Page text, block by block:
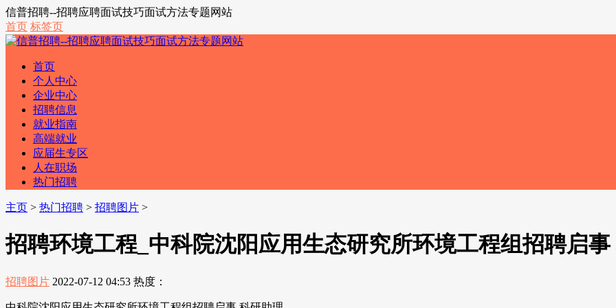
信普招聘--招聘应聘面试技巧面试方法专题网站
首页 标签页
首页
个人中心
企业中心
招聘信息
就业指南
高端就业
应届生专区
人在职场
热门招聘
主页 > 热门招聘 > 招聘图片 >
招聘环境工程_中科院沈阳应用生态研究所环境工程组招聘启
招聘图片 2022-07-12 04:53 热度：